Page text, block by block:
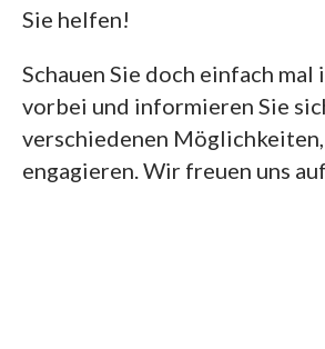
Sie helfen!
Schauen Sie doch einfach
vorbei und informieren Sie
verschiedenen Möglichkeiten,
engagieren. Wir freuen uns